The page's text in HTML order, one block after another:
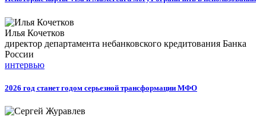
Илья Кочетков
директор департамента небанковского кредитования Банка
России
интервью
2026 год станет годом серьезной трансформации МФО